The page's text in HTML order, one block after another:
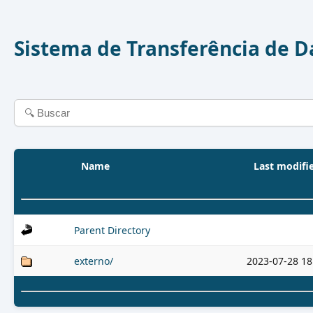
Sistema de Transferência de
Name Last
Parent Directory
externo/ 2023-07-28